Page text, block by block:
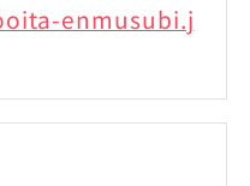
enmusubi.j